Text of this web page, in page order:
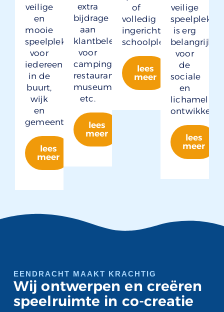
veilige
en
mooie
speelplek
voor
iedereen
in de
buurt,
wijk
en
gemeente.
lees
meer
extra
bijdrage
aan
klantbeleving
voor
camping,
restaurant,
museum
etc.
lees
meer
of
volledig
ingerichte
schoolpleinen.
lees
meer
veilige
speelplek
is erg
belangrijk
voor
de
sociale
en
lichamelijke
lees
meer
EENDRACHT MAAKT KRACHTIG
Wij ontwerpen en creëren
speelruimte in co-creatie